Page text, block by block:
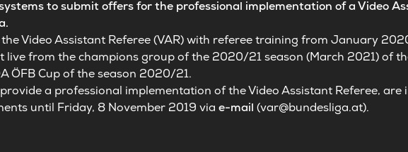
to submit offers for the professional implementation of a Video
Video Assistant Referee (VAR) with referee training from January
live from the champions group of the 2020/21 season (March 2021) of
ÖFB Cup of the season 2020/21.
a professional implementation of the Video Assistant Referee, are
until Friday, 8 November 2019 viae-mail (var@bundesliga.at).